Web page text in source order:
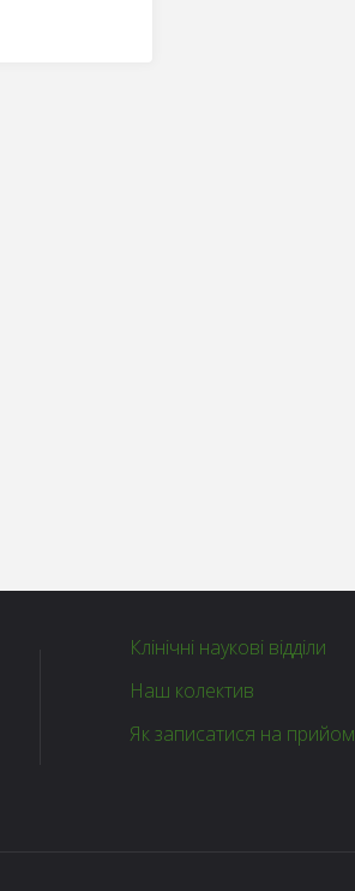
Клінічні наукові відділи
Наш колектив
Як записатися на прийом